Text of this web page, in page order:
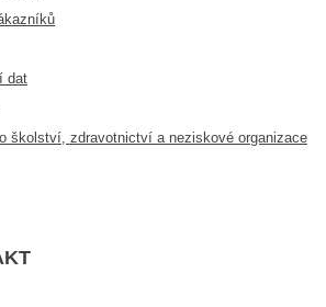
dat
školství, zdravotnictví a neziskové organizace